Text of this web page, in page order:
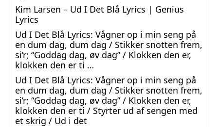
Kim Larsen – Ud I Det Blå Lyrics | Genius
Lyrics
Ud I Det Blå Lyrics: Vågner op i min seng på
en dum dag, dum dag / Stikker snotten frem,
si’r; “Goddag dag, øv dag” / Klokken den er,
klokken den er ti …
Ud I Det Blå Lyrics: Vågner op i min seng på
en dum dag, dum dag / Stikker snotten frem,
si’r; “Goddag dag, øv dag” / Klokken den er,
klokken den er ti / Styrter ud af sengen med
et skrig / Ud i det